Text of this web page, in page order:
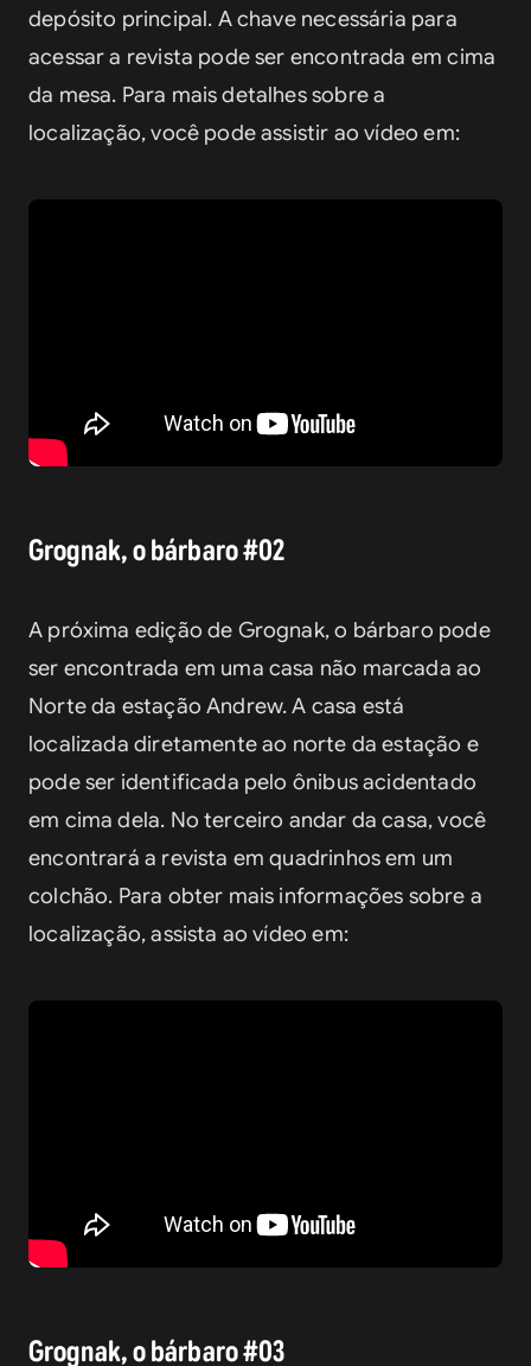
depósito principal. A chave necessária para
acessar a revista pode ser encontrada em cima
da mesa. Para mais detalhes sobre a
localização, você pode assistir ao vídeo em:
Grognak, o bárbaro #02
A próxima edição de Grognak, o bárbaro pode
ser encontrada em uma casa não marcada ao
Norte da estação Andrew. A casa está
localizada diretamente ao norte da estação e
pode ser identificada pelo ônibus acidentado
em cima dela. No terceiro andar da casa, você
encontrará a revista em quadrinhos em um
colchão. Para obter mais informações sobre a
localização, assista ao vídeo em:
Grognak, o bárbaro #03